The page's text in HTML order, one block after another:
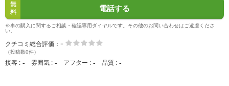
無
料
電話する
※車の購入に関するご相談・確認専用ダイヤルです。その他のお問い合わせはご遠慮くださ
い。
クチコミ総合評価： -
（投稿数0件）
接客 : - 雰囲気 : - アフター : - 品質 : -